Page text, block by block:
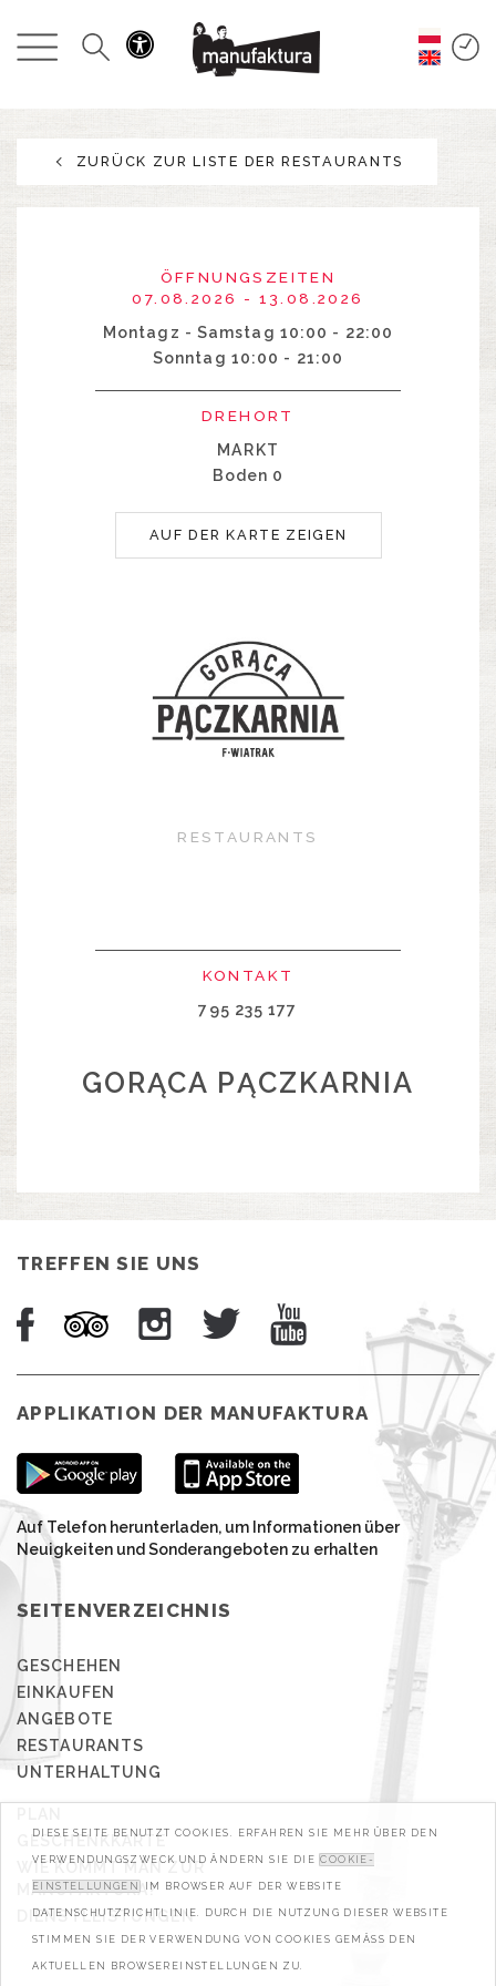
GESCHEHEN
ANGEBOTE
RESTAURANTS
ZURÜCK ZUR LISTE DER RESTAURANTS
ÖFFNUNGSZEITEN
07.08.2026 - 13.08.2026
Montagz - Samstag 10:00 - 22:00
Sonntag 10:00 - 21:00
DREHORT
MARKT
Boden 0
AUF DER KARTE ZEIGEN
RESTAURANTS
KONTAKT
795 235 177
GORĄCA PĄCZKARNIA
TREFFEN SIE UNS
APPLIKATION DER MANUFAKTURA
Auf Telefon herunterladen, um Informationen über
Neuigkeiten und Sonderangeboten zu erhalten
SEITENVERZEICHNIS
GESCHEHEN
EINKAUFEN
ANGEBOTE
RESTAURANTS
UNTERHALTUNG
GESCHENKKARTE
WIE KOMMT MAN ZUR
MANUFAKTURA?
DIENSTLEISTUNGEN
DIESE SEITE BENUTZT COOKIES. ERFAHREN SIE MEHR ÜBER DEN
VERWENDUNGSZWECK UND ÄNDERN SIE DIE COOKIE-
EINSTELLUNGEN IM BROWSER AUF DER WEBSITE
DATENSCHUTZRICHTLINIE. DURCH DIE NUTZUNG DIESER WEBSITE
STIMMEN SIE DER VERWENDUNG VON COOKIES GEMÄSS DEN A
KTUELLEN BROWSEREINSTELLUNGEN ZU.